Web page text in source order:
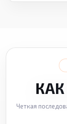
Четкая